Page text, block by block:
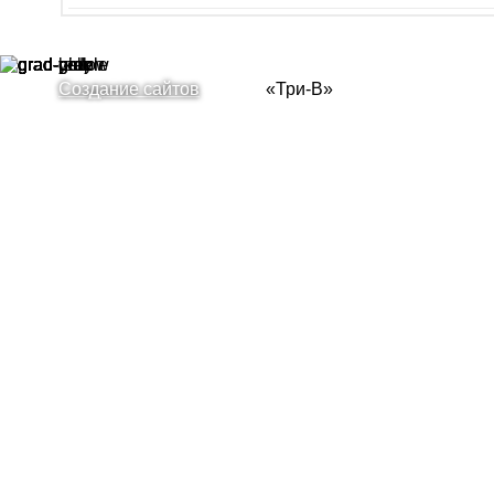
Создание сайтов «Три-В»